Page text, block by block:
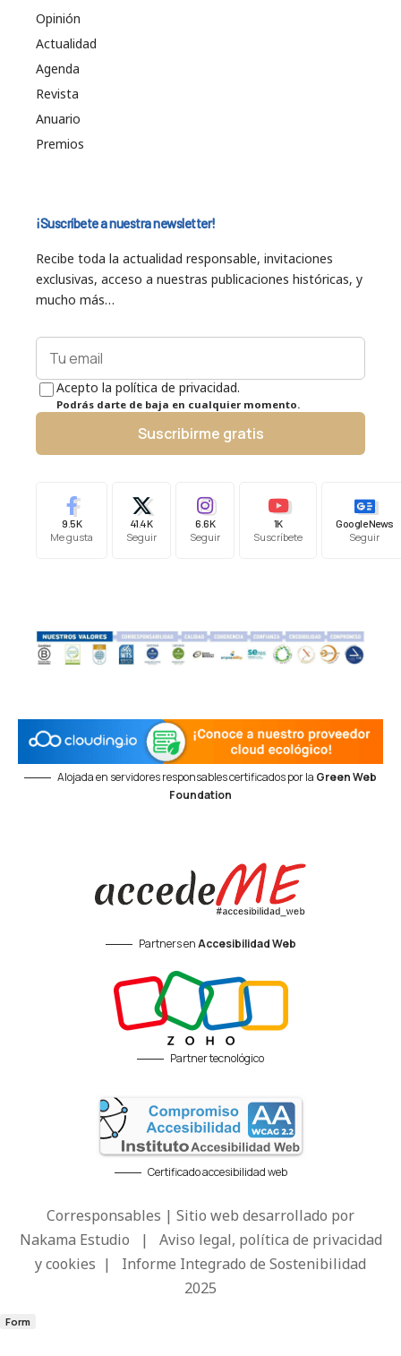
Opinión
Actualidad
Agenda
Revista
Anuario
Premios
¡Suscríbete a nuestra newsletter!
Recibe toda la actualidad responsable, invitaciones
exclusivas, acceso a nuestras publicaciones históricas, y
mucho más…
Acepto la política de privacidad.
Podrás darte de baja en cualquier momento.
Suscribirme gratis
9.5K
Me gusta
41.4K
Seguir
6.6K
Seguir
1K
Suscríbete
Google News
Seguir
Alojada en servidores responsables certificados por la Green Web
Foundation
Partners enAccesibilidad Web
Partner tecnológico
Certificado accesibilidad web
Corresponsables | Sitio web desarrollado por
Nakama Estudio | Aviso legal, política de privacidad
y cookies | Informe Integrado de Sostenibilidad
2025
Form